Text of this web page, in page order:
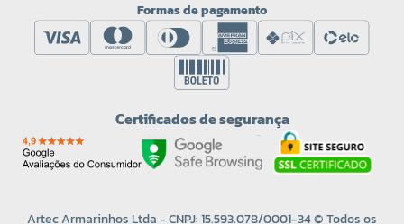
Formas de pagamento
Certificados de segurança
Artec Armarinhos Ltda - CNPJ: 15.593.078/0001-34 © Todos os